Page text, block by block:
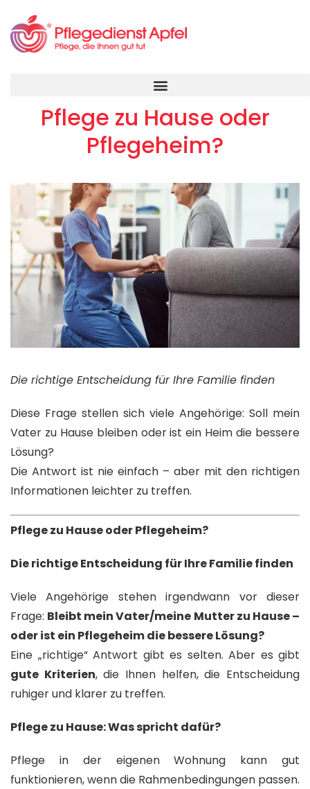
Pflege zu Hause oder
Pflegeheim?
Die richtige Entscheidung für Ihre Familie finden
Diese Frage stellen sich viele Angehörige: Soll mein
Vater zu Hause bleiben oder ist ein Heim die bessere
Lösung?
Die Antwort ist nie einfach – aber mit den richtigen
Informationen leichter zu treffen.
Pflege zu Hause oder Pflegeheim?
Die richtige Entscheidung für Ihre Familie finden
Viele Angehörige stehen irgendwann vor dieser
Frage: Bleibt mein Vater/meine Mutter zu Hause –
oder ist ein Pflegeheim die bessere Lösung?
Eine „richtige“ Antwort gibt es selten. Aber es gibt
gute Kriterien, die Ihnen helfen, die Entscheidung
ruhiger und klarer zu treffen.
Pflege zu Hause: Was spricht dafür?
Pflege in der eigenen Wohnung kann gut
funktionieren, wenn die Rahmenbedingungen passen.